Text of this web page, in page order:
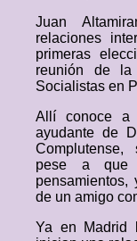
Juan
relaciones
primeras
reunión de la
Socialistas en
Allí conoce a
ayudante de
Complutense,
pese a
de un amigo
Ya en Madrid